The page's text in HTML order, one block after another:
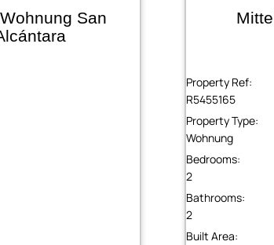
San
Property Ref:
R5455165
Property Type:
Wohnung
Bedrooms:
2
Bathrooms:
2
Built Area: